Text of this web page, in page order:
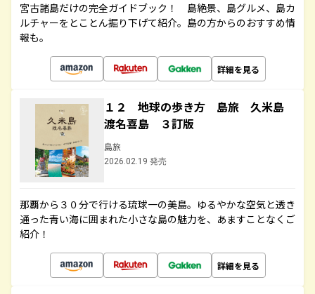
宮古諸島だけの完全ガイドブック！ 島絶景、島グルメ、島カ
ルチャーをとことん掘り下げて紹介。島の方からのおすすめ情
報も。
詳細を見る
１２ 地球の歩き方 島旅 久米島
渡名喜島 ３訂版
島旅
2026.02.19 発売
那覇から３０分で行ける琉球一の美島。ゆるやかな空気と透き
通った青い海に囲まれた小さな島の魅力を、あますことなくご
紹介！
詳細を見る